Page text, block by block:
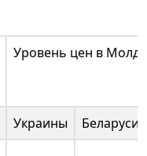
Уровень цен в
Украины
Беларуси